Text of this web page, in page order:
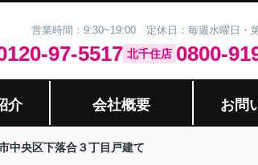
営業時間：9:30~19:00 定休日：毎週水曜日・
97-5517 北千住店 0800-
介 会社概要 お問
中央区下落合３丁目戸建て